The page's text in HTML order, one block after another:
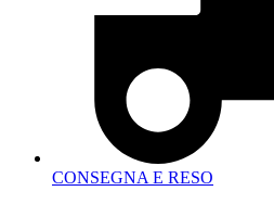
CONSEGNA E RESO